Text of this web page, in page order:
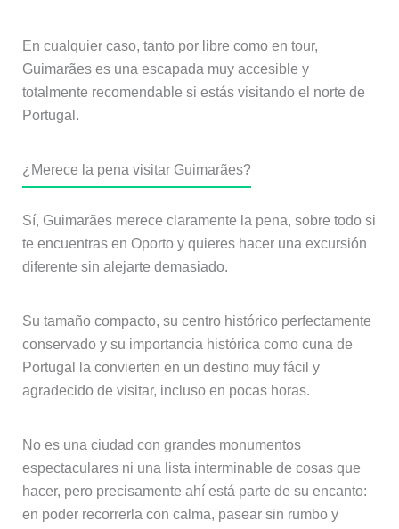
En cualquier caso, tanto por libre como en tour,
Guimarães es una escapada muy accesible y
totalmente recomendable si estás visitando el norte de
Portugal.
¿Merece la pena visitar Guimarães?
Sí, Guimarães merece claramente la pena, sobre todo si
te encuentras en Oporto y quieres hacer una excursión
diferente sin alejarte demasiado.
Su tamaño compacto, su centro histórico perfectamente
conservado y su importancia histórica como cuna de
Portugal la convierten en un destino muy fácil y
agradecido de visitar, incluso en pocas horas.
No es una ciudad con grandes monumentos
espectaculares ni una lista interminable de cosas que
hacer, pero precisamente ahí está parte de su encanto:
en poder recorrerla con calma, pasear sin rumbo y